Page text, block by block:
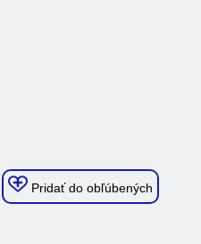
Pridať do obľúbených